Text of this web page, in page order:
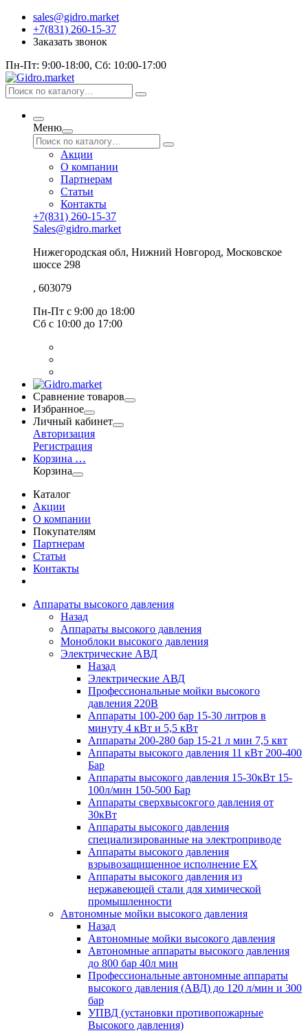
sales@gidro.market
+7(831) 260-15-37
Заказать звонок
Пн-Пт: 9:00-18:00, Сб: 10:00-17:00
Меню
Акции
О компании
Партнерам
Статьи
Контакты
+7(831) 260-15-37
Sales@gidro.market
Нижегородская обл, Нижний Новгород, Московское
шоссе 298
, 603079
Пн-Пт с 9:00 до 18:00
Сб с 10:00 до 17:00
Сравнение товаров
Избранное
Личный кабинет
Авторизация
Регистрация
Корзина …
Корзина
Каталог
Акции
О компании
Покупателям
Партнерам
Статьи
Контакты
Аппараты высокого давления
Назад
Аппараты высокого давления
Моноблоки высокого давления
Электрические АВД
Назад
Электрические АВД
Профессиональные мойки высокого
давления 220В
Аппараты 100-200 бар 15-30 литров в
минуту 4 кВт и 5,5 кВт
Аппараты 200-280 бар 15-21 л мин 7,5 квт
Аппараты высокого давления 11 кВт 200-400
Бар
Аппараты высокого давления 15-30кВт 15-
100л/мин 150-500 Бар
Аппараты сверхвысокгого давления от
30кВт
Аппараты высокого давления
специализированные на электроприводе
Аппараты высокого давления
взрывозащищенное исполнение EX
Аппараты высокого давления из
нержавеющей стали для химической
промышленности
Автономные мойки высокого давления
Назад
Автономные мойки высокого давления
Автономные аппараты высокого давления
до 800 бар 40л мин
Профессиональные автономные аппараты
высокого давления (АВД) до 120 л/мин и 300
бар
УПВД (установки противопожарные
Высокого давления)